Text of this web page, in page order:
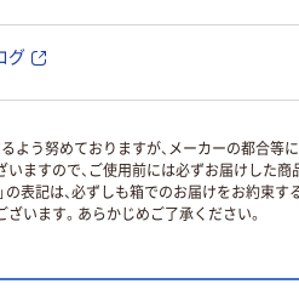
グ
う努めておりますが、メーカーの都合等に
ますので、ご使用前には必ずお届けした
の表記は、必ずしも箱でのお届けをお約束す
います。あらかじめご了承ください。